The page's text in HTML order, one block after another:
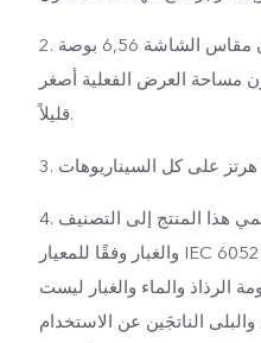
2. عند القياس بشكل قطري، يكون مقاس الشاشة 6,56 بوصة
مساحة العرض الفعلية أصغر
قليلاً.
4. ينتمي هذا المنتج إلى التصنيف IP54 لمقاومة الرذاذ والماء
والغبار وفقًا للمعيار IEC 60529، وتم اختباره في ظروف بيئة
الرذاذ والماء والغبار ليست
الناتجَين عن الاستخدام